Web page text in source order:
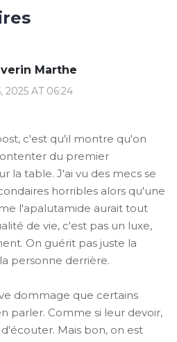
Marthe
2025 AT 06:24
c'est qu'il montre qu'on
du premier
la table. J'ai vu des mecs se
horribles alors qu'une
l'apalutamide aurait tout
de vie, c'est pas un luxe,
On guérit pas juste la
personne derrière.
dommage que certains
parler. Comme si leur devoir,
Mais bon, on est